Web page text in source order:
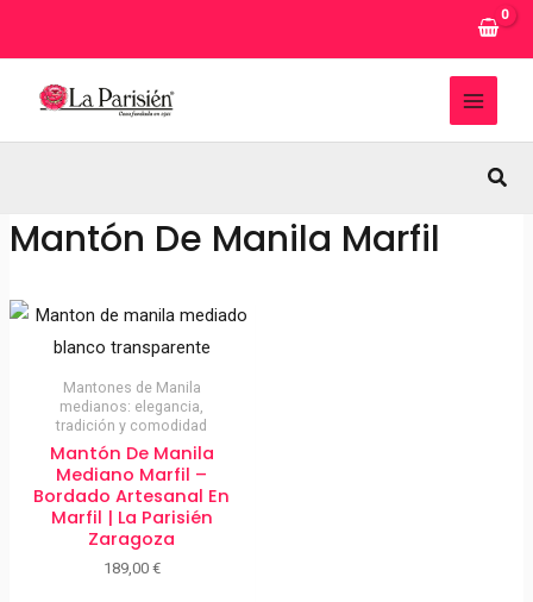
MAIN
Mantón De Manila Marfil
Mantones de Manila
medianos: elegancia,
tradición y comodidad
Mantón De Manila
Mediano Marfil –
Bordado Artesanal En
Marfil | La Parisién
Zaragoza
189,00 €